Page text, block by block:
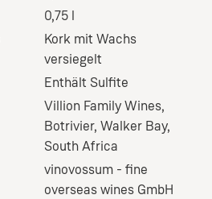
0,75 l
Kork mit Wachs
versiegelt
Enthält Sulfite
Villion Family Wines,
Botrivier, Walker Bay,
South Africa
vinovossum - fine
overseas wines GmbH